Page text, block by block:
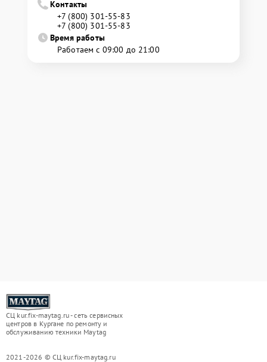
Контакты
+7 (800) 301-55-83
+7 (800) 301-55-83
Время работы
Работаем с 09:00 до 21:00
СЦ kur.fix-maytag.ru - сеть сервисных
центров в Кургане по ремонту и
обслуживанию техники Maytag
2021-2026 © СЦ kur.fix-maytag.ru